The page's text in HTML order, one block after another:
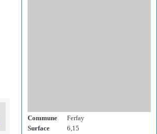
Commune
Ferfay
Surface
6,15